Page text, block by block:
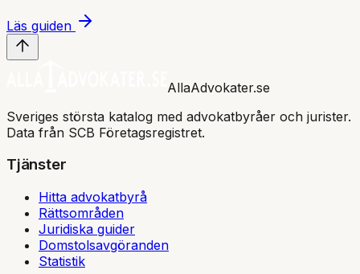
Läs guiden
AllaAdvokater.se
Sveriges största katalog med advokatbyråer och jurister.
Data från SCB Företagsregistret.
Tjänster
Hitta advokatbyrå
Rättsområden
Juridiska guider
Domstolsavgöranden
Statistik